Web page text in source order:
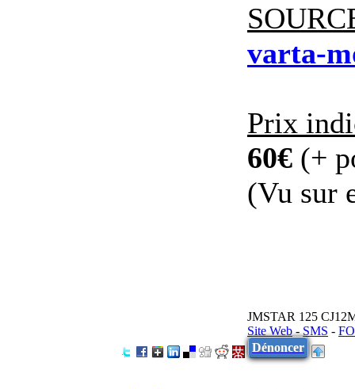
varta-
Prix
60€ (+
(Vu sur
JMSTAR 125
Site Web-SMS -
Dénoncer